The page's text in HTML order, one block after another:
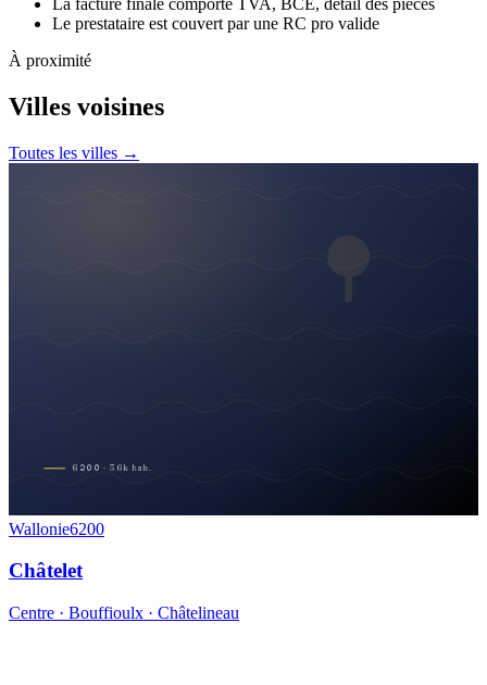
Le prestataire est couvert par une RC pro valide
À proximité
Villes voisines
Toutes les villes →
6200 · 36 k hab.
Wallonie6200
Châtelet
Centre · Bouffioulx · Châtelineau